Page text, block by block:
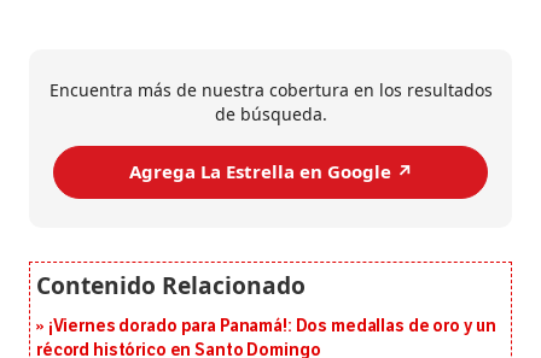
Encuentra más de nuestra cobertura en los resultados
de búsqueda.
Agrega La Estrella en Google ↗️
¡Viernes dorado para Panamá!: Dos medallas de oro y un
récord histórico en Santo Domingo